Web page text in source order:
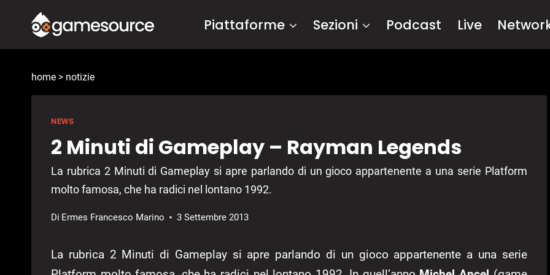
contenuto
Piattaforme Sezioni Podcast Live
home > notizie
NEWS
2 Minuti di Gameplay – Rayman Legends
La rubrica 2 Minuti di Gameplay si apre parlando di un gioco appartenente a una serie Platform
molto famosa, che ha radici nel lontano 1992.
Di Ermes Francesco Marino 3 Settembre 2013
La rubrica 2 Minuti di Gameplay si apre parlando di un gioco appartenente a una serie